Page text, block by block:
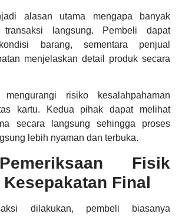
alasan utama mengapa banyak
langsung. Pembeli dapat
barang, sementara penjual
menjelaskan detail produk secara
risiko kesalahpahaman
kartu. Kedua pihak dapat melihat
secara langsung sehingga proses
lebih nyaman dan terbuka.
Fisik
Final
dilakukan, pembeli biasanya